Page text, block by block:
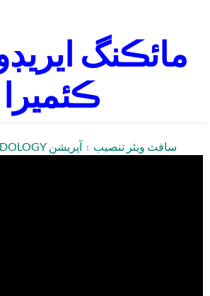
مائڪنگ
ڪئميرا
MAIKONG IRIDOLOGY سافٽ ويئر تنصيب ۽ آپريشن